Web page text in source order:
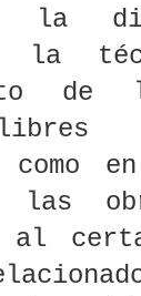
la
la
de
como
las
al